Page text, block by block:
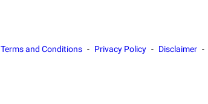
Terms and Conditions Privacy Policy Disclaimer